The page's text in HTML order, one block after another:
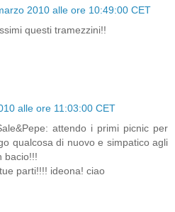
2010 alle ore 10:49:00 CET
questi tramezzini!!
alle ore 11:03:00 CET
attendo i primi picnic per
qualcosa di nuovo e simpatico agli
bacio!!!
parti!!!! ideona! ciao